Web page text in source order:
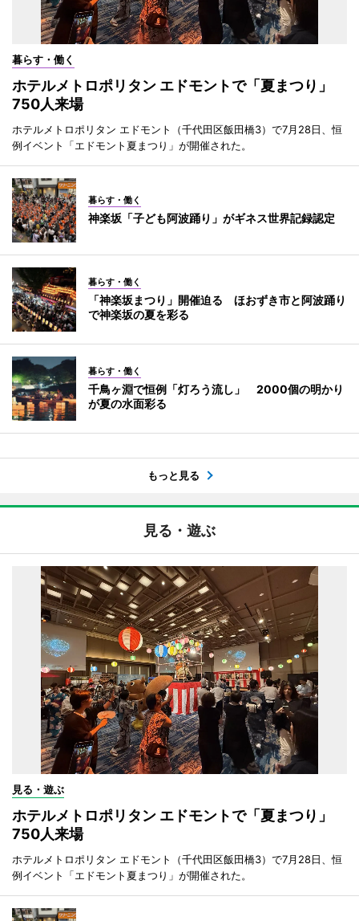
暮らす・働く
ホテルメトロポリタン エドモントで「夏まつり」
750人来場
ホテルメトロポリタン エドモント（千代田区飯田橋3）で7月28日、恒
例イベント「エドモント夏まつり」が開催された。
暮らす・働く
神楽坂「子ども阿波踊り」がギネス世界記録認定
暮らす・働く
「神楽坂まつり」開催迫る ほおずき市と阿波踊り
で神楽坂の夏を彩る
暮らす・働く
千鳥ヶ淵で恒例「灯ろう流し」 2000個の明かり
が夏の水面彩る
もっと見る
見る・遊ぶ
見る・遊ぶ
ホテルメトロポリタン エドモントで「夏まつり」
750人来場
ホテルメトロポリタン エドモント（千代田区飯田橋3）で7月28日、恒
例イベント「エドモント夏まつり」が開催された。